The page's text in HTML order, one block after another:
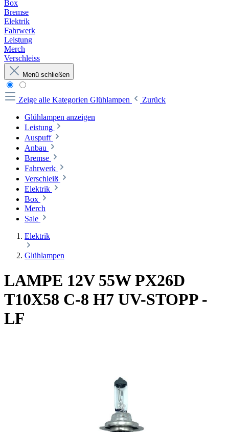
Box
Bremse
Elektrik
Fahrwerk
Leistung
Merch
Verschleiss
Menü schließen
Zeige alle Kategorien Glühlampen
Zurück
Glühlampen anzeigen
Leistung
Auspuff
Anbau
Bremse
Fahrwerk
Verschleiß
Elektrik
Box
Merch
Sale
Elektrik
Glühlampen
LAMPE 12V 55W PX26D
T10X58 C-8 H7 UV-STOPP -
LF